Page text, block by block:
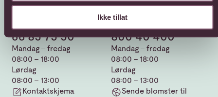
Ikke tillat
66 85 75 50
Mandag - fredag
08:00 - 18:00
Lørdag
08:00 - 13:00
Kontaktskjema
Sende blomster
800 40 400
Mandag - fredag
08:00 - 18:00
Lørdag
08:00 - 13:00
Sende blomster til